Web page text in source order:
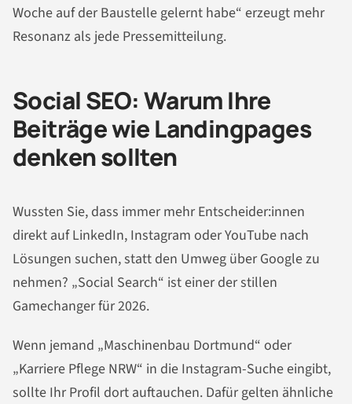
Woche auf der Baustelle gelernt habe“ erzeugt mehr
Resonanz als jede Pressemitteilung.
Social SEO: Warum Ihre
Beiträge wie Landingpages
denken sollten
Wussten Sie, dass immer mehr Entscheider:innen
direkt auf LinkedIn, Instagram oder YouTube nach
Lösungen suchen, statt den Umweg über Google zu
nehmen? „Social Search“ ist einer der stillen
Gamechanger für 2026.
Wenn jemand „Maschinenbau Dortmund“ oder
„Karriere Pflege NRW“ in die Instagram-Suche eingibt,
sollte Ihr Profil dort auftauchen. Dafür gelten ähnliche